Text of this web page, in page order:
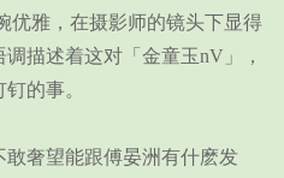
优雅，在摄影师的镜头下显得
描述着这对「金童玉nV」，
的事。
奢望能跟傅晏洲有什麽发